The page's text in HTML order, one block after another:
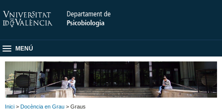
MENÚ
Inici > Docència en Grau > Graus